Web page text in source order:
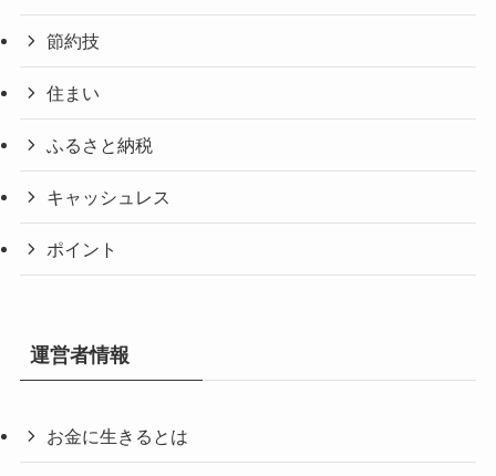
節約技
住まい
ふるさと納税
キャッシュレス
ポイント
運営者情報
お金に生きるとは